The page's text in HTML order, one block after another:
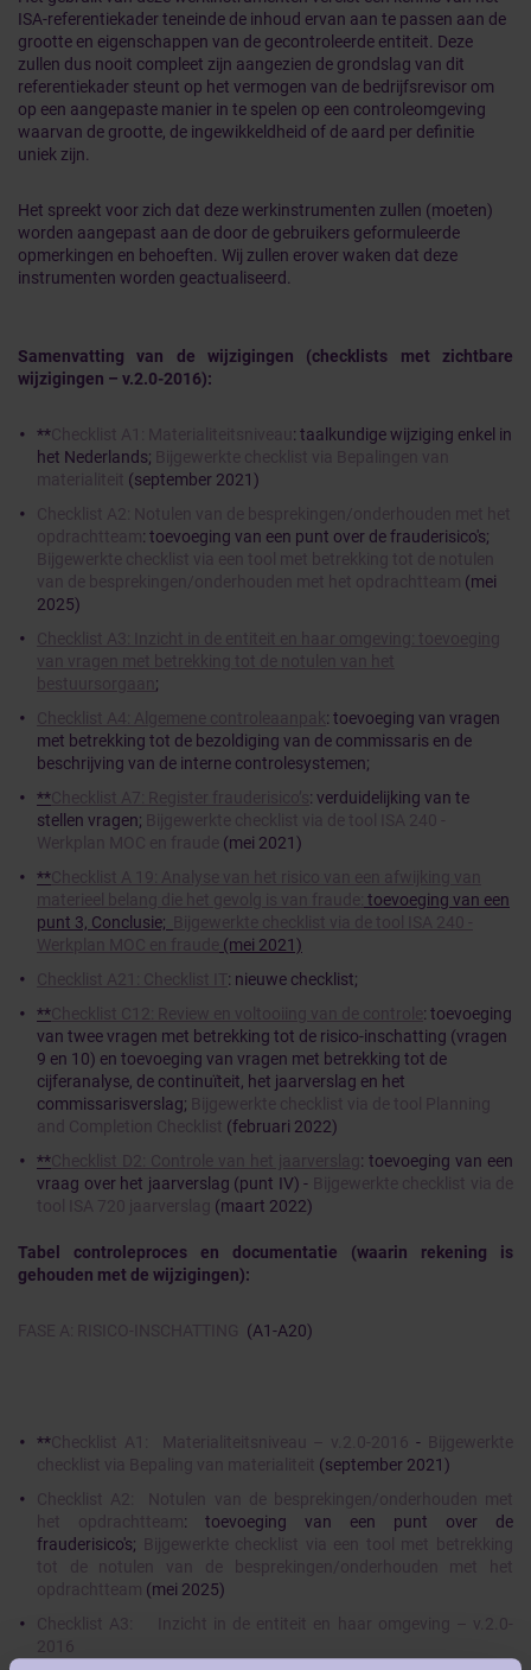
ISA-referentiekader teneinde de inhoud ervan aan te passen aan de
grootte en eigenschappen van de gecontroleerde entiteit. Deze
zullen dus nooit compleet zijn aangezien de grondslag van dit
referentiekader steunt op het vermogen van de bedrijfsrevisor om
op een aangepaste manier in te spelen op een controleomgeving
waarvan de grootte, de ingewikkeldheid of de aard per definitie
uniek zijn.
Het spreekt voor zich dat deze werkinstrumenten zullen (moeten)
worden aangepast aan de door de gebruikers geformuleerde
opmerkingen en behoeften. Wij zullen erover waken dat deze
instrumenten worden geactualiseerd.
Samenvatting van de wijzigingen (checklists met zichtbare
wijzigingen – v.2.0-2016):
**Checklist A1: Materialiteitsniveau : taalkundige wijziging enkel in
het Nederlands; Bijgewerkte checklist via Bepalingen van
materialiteit (september 2021)
Checklist A2: Notulen van de besprekingen/onderhouden met het
opdrachtteam: toevoeging van een punt over de frauderisico's;
Bijgewerkte checklist via een tool met betrekking tot de notulen
van de besprekingen/onderhouden met het opdrachtteam (mei
2025)
Checklist A3: Inzicht in de entiteit en haar omgeving: toevoeging
van vragen met betrekking tot de notulen van het
bestuursorgaan ;
Checklist A4: Algemene controleaanpak: toevoeging van vragen
met betrekking tot de bezoldiging van de commissaris en de
beschrijving van de interne controlesystemen;
**Checklist A7: Register frauderisico’s: verduidelijking van te
stellen vragen; Bijgewerkte checklist via de tool ISA 240 -
Werkplan MOC en fraude (mei 2021)
**Checklist A 19: Analyse van het risico van een afwijking van
materieel belang die het gevolg is van fraude: toevoeging van een
punt 3, Conclusie; Bijgewerkte checklist via de tool ISA 240 -
Werkplan MOC en fraude (mei 2021)
Checklist A21: Checklist IT: nieuwe checklist;
**Checklist C12: Review en voltooiing van de controle: toevoeging
van twee vragen met betrekking tot de risico-inschatting (vragen
9 en 10) en toevoeging van vragen met betrekking tot de
cijferanalyse, de continuïteit, het jaarverslag en het
commissarisverslag; Bijgewerkte checklist via de tool Planning
and Completion Checklist (februari 2022)
**Checklist D2: Controle van het jaarverslag : toevoeging van een
vraag over het jaarverslag (punt IV) - Bijgewerkte checklist via de
tool ISA 720 jaarverslag (maart 2022)
Tabel controleproces en documentatie (waarin rekening is
gehouden met de wijzigingen):
FASE A: RISICO-INSCHATTING (A1-A20)
**Checklist A1: Materialiteitsniveau – v.2.0-2016 - Bijgewerkte
checklist via Bepaling van materialiteit (september 2021)
Checklist A2: Notulen van de besprekingen/onderhouden met
het opdrachtteam: toevoeging van een punt over de
frauderisico's; Bijgewerkte checklist via een tool met betrekking
tot de notulen van de besprekingen/onderhouden met het
opdrachtteam (mei 2025)
Checklist A3: Inzicht in de entiteit en haar omgeving – v.2.0-
2016